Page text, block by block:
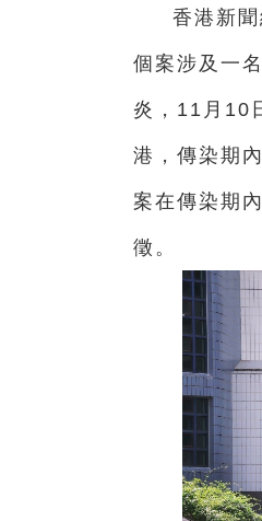
香港新
個案涉及一
炎，11月10
港，傳染期
案在傳染期
徵。